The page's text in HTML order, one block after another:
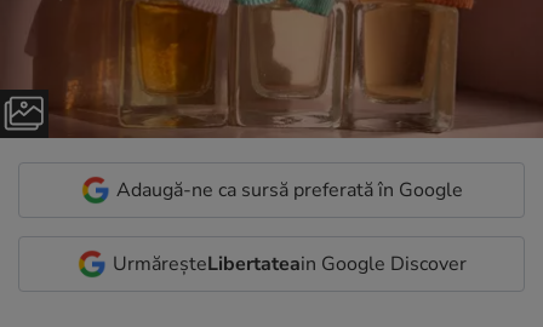
Adaugă-ne ca sursă preferată în Google
UrmăreșteLibertateain Google Discover